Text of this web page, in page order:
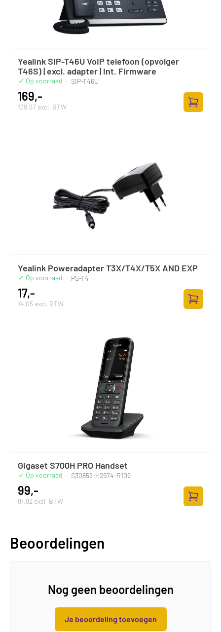
Yealink SIP-T46U VoIP telefoon (opvolger
T46S) | excl. adapter | Int. Firmware
Op voorraad · SIP-T46U
169,-
139,67 excl. BTW
Yealink Poweradapter T3X/T4X/T5X AND EXP
Op voorraad · PS-T4
17,-
14,05 excl. BTW
Gigaset S700H PRO Handset
Op voorraad · S30852-H2974-R102
99,-
81,82 excl. BTW
Beoordelingen
Nog geen beoordelingen
Je beoordeling toevoegen